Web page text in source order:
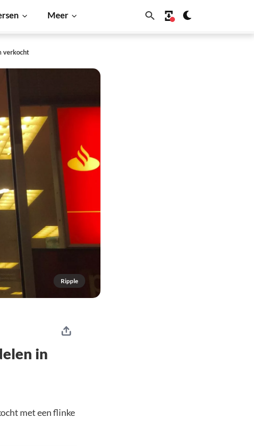
Meer
verkocht
Ripple
in
met een flinke